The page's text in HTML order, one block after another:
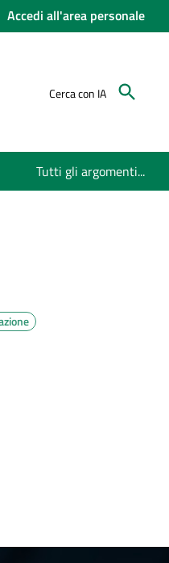
Accedi all'area personale
Cerca con IA
Tutti gli argomenti...